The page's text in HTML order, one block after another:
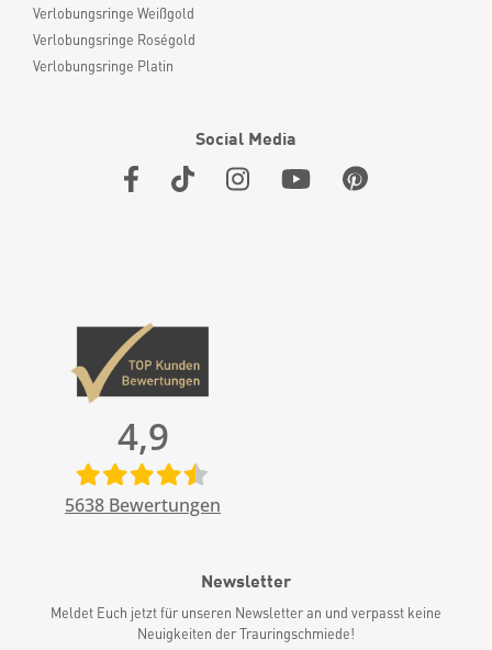
Verlobungsringe Weißgold
Verlobungsringe Roségold
Verlobungsringe Platin
Social Media
4,9
5638 Bewertungen
Newsletter
Meldet Euch jetzt für unseren Newsletter an und verpasst keine
Neuigkeiten der Trauringschmiede!